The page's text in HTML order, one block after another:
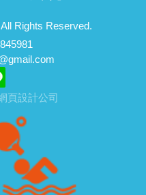
All Rights Reserved.
頁設計公司